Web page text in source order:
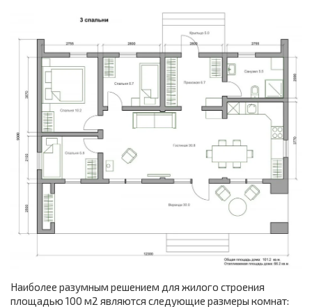
Наиболее разумным решением для жилого строения
площадью 100 м2 являются следующие размеры комнат: